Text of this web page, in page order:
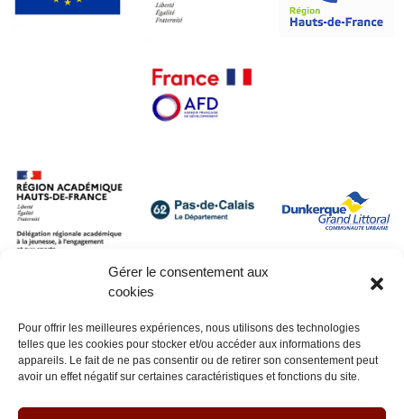
Gérer le consentement aux
cookies
Pour offrir les meilleures expériences, nous utilisons des technologies
telles que les cookies pour stocker et/ou accéder aux informations des
appareils. Le fait de ne pas consentir ou de retirer son consentement peut
avoir un effet négatif sur certaines caractéristiques et fonctions du site.